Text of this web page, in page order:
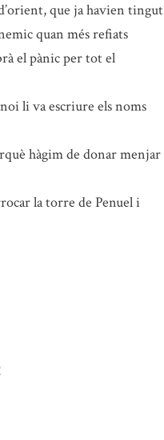
que ja havien tingut
quan més refiats
el pànic per tot el
li va escriure els noms
hàgim de donar menjar
la torre de Penuel i